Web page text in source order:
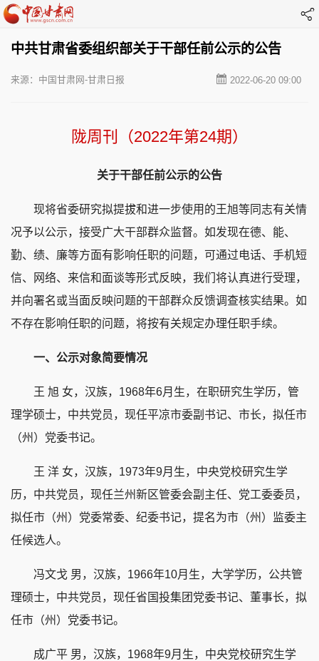
中共甘肃省委组织部关于干部任前公示的公告
2022-06-20 09:00
来源：中国甘肃网-甘肃日报
陇周刊（2022年第24期）
关于干部任前公示的公告
现将省委研究拟提拔和进一步使用的王旭等同志有关情
况予以公示，接受广大干部群众监督。如发现在德、能、
勤、绩、廉等方面有影响任职的问题，可通过电话、手机短
信、网络、来信和面谈等形式反映，我们将认真进行受理，
并向署名或当面反映问题的干部群众反馈调查核实结果。如
不存在影响任职的问题，将按有关规定办理任职手续。
一、公示对象简要情况
王 旭 女，汉族，1968年6月生，在职研究生学历，管
理学硕士，中共党员，现任平凉市委副书记、市长，拟任市
（州）党委书记。
王 洋 女，汉族，1973年9月生，中央党校研究生学
历，中共党员，现任兰州新区管委会副主任、党工委委员，
拟任市（州）党委常委、纪委书记，提名为市（州）监委主
任候选人。
冯文戈 男，汉族，1966年10月生，大学学历，公共管
理硕士，中共党员，现任省国投集团党委书记、董事长，拟
任市（州）党委书记。
成广平 男，汉族，1968年9月生，中央党校研究生学